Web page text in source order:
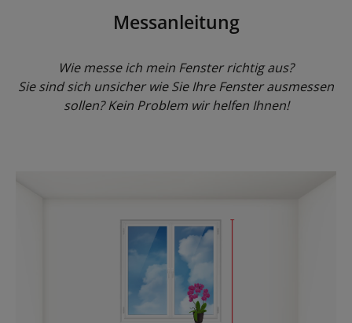
Messanleitung
Wie messe ich mein Fenster richtig aus?
Sie sind sich unsicher wie Sie Ihre Fenster ausmessen
sollen? Kein Problem wir helfen Ihnen!